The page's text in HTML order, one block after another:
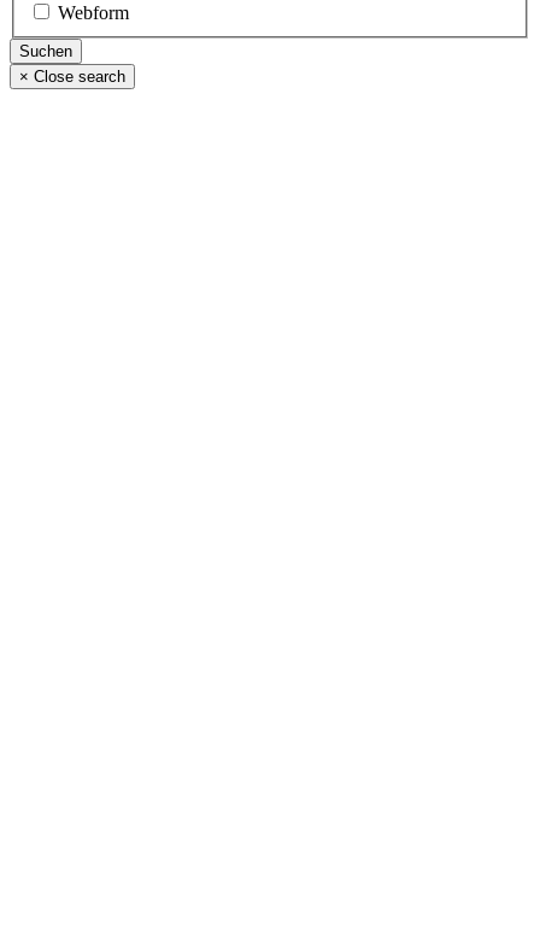
Webform
× Close search